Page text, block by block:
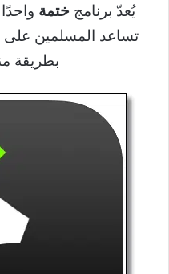
يُعدّ برنامجختمة
تساعد المسلمين على
بطريقة